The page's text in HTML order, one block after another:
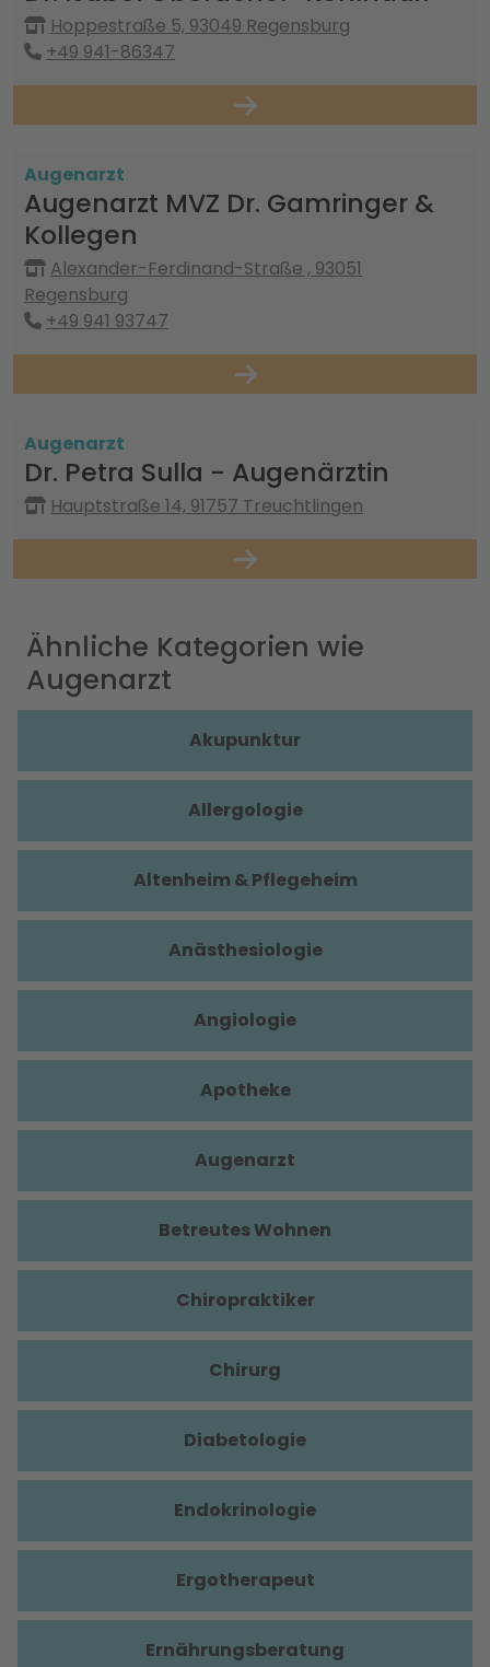
Hoppestraße 5, 93049 Regensburg
+49 941-86347
Augenarzt
Augenarzt MVZ Dr. Gamringer &
Kollegen
Alexander-Ferdinand-Straße , 93051
Regensburg
+49 941 93747
Augenarzt
Dr. Petra Sulla - Augenärztin
Hauptstraße 14, 91757 Treuchtlingen
Ähnliche Kategorien wie
Augenarzt
Akupunktur
Allergologie
Altenheim & Pflegeheim
Anästhesiologie
Angiologie
Apotheke
Augenarzt
Betreutes Wohnen
Chiropraktiker
Chirurg
Diabetologie
Endokrinologie
Ergotherapeut
Ernährungsberatung